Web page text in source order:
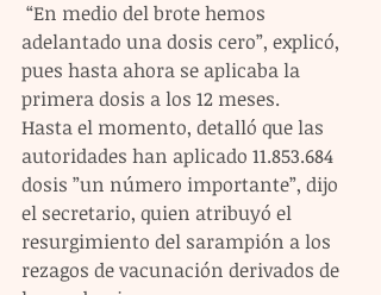
adelantado una dosis cero”, explicó,
pues hasta ahora se aplicaba la
primera dosis a los 12 meses.
Hasta el momento, detalló que las
autoridades han aplicado 11.853.684
dosis ”un número importante”, dijo
el secretario, quien atribuyó el
resurgimiento del sarampión a los
rezagos de vacunación derivados de